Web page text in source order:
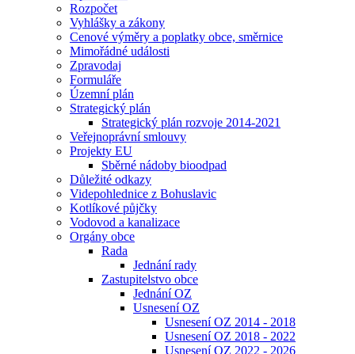
Rozpočet
Vyhlášky a zákony
Cenové výměry a poplatky obce, směrnice
Mimořádné události
Zpravodaj
Formuláře
Územní plán
Strategický plán
Strategický plán rozvoje 2014-2021
Veřejnoprávní smlouvy
Projekty EU
Sběrné nádoby bioodpad
Důležité odkazy
Videpohlednice z Bohuslavic
Kotlíkové půjčky
Vodovod a kanalizace
Orgány obce
Rada
Jednání rady
Zastupitelstvo obce
Jednání OZ
Usnesení OZ
Usnesení OZ 2014 - 2018
Usnesení OZ 2018 - 2022
Usnesení OZ 2022 - 2026